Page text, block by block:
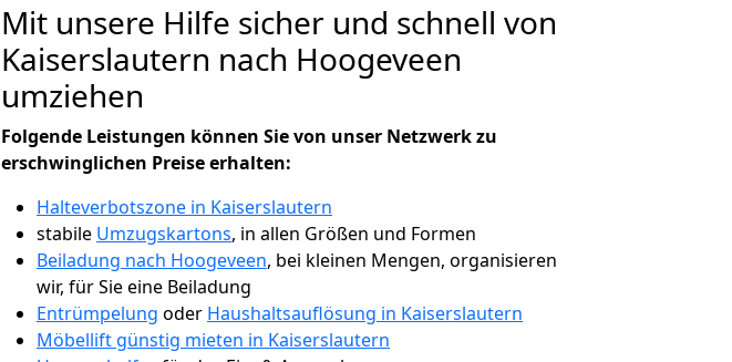
Mit unsere Hilfe sicher und schnell von
Kaiserslautern nach Hoogeveen
umziehen
Folgende Leistungen können Sie von unser Netzwerk zu
erschwinglichen Preise erhalten:
Halteverbotszone in Kaiserslautern
stabile Umzugskartons, in allen Größen und Formen
Beiladung nach Hoogeveen, bei kleinen Mengen, organisieren
wir, für Sie eine Beiladung
Entrümpelung oder Haushaltsauflösung in Kaiserslautern
Möbellift günstig mieten in Kaiserslautern